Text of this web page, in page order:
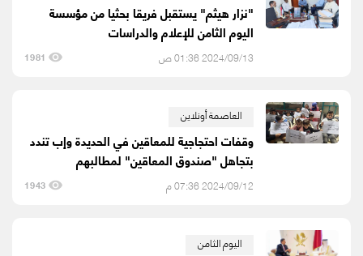
"نزار هيثم" يستقبل فريقا بحثيا من مؤسسة
اليوم الثامن للإعلام والدراسات
2024/09/13 01:36 ص 1981
العاصمة أونلاين
وقفات احتجاجية للمعاقين في الحديدة وإب تندد
بتجاهل "صندوق المعاقين" لمطالبهم
2024/09/12 07:36 م 1943
اليوم الثامن